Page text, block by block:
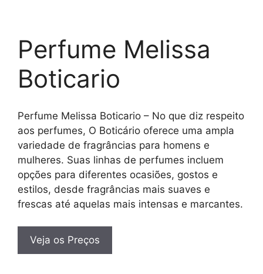
Perfume Melissa
Boticario
Perfume Melissa Boticario – No que diz respeito
aos perfumes, O Boticário oferece uma ampla
variedade de fragrâncias para homens e
mulheres. Suas linhas de perfumes incluem
opções para diferentes ocasiões, gostos e
estilos, desde fragrâncias mais suaves e
frescas até aquelas mais intensas e marcantes.
Veja os Preços